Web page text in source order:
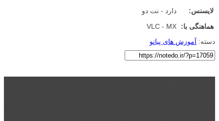
لایسنس:
دارد - نت دو
هماهنگی با:
VLC - MX
دسته: آموزش های پیانو